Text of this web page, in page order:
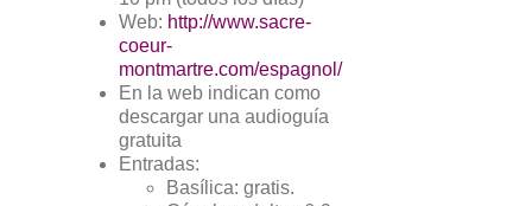
Web: http://www.sacre-
coeur-
montmartre.com/espagnol/
En la web indican como
descargar una audioguía
gratuita
Entradas:
Basílica: gratis.